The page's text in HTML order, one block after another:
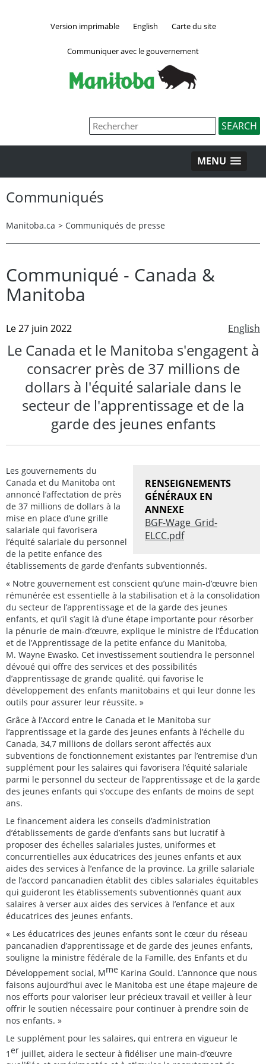
Version imprimable English Carte du site
Communiquer avec le gouvernement
MENU
Communiqués
Manitoba.ca > Communiqués de presse
Communiqué - Canada &
Manitoba
English
Le 27 juin 2022
Le Canada et le Manitoba s'engagent à
consacrer près de 37 millions de
dollars à l'équité salariale dans le
secteur de l'apprentissage et de la
garde des jeunes enfants
RENSEIGNEMENTS
GÉNÉRAUX EN
ANNEXE
BGF-Wage_Grid-
ELCC.pdf
Les gouvernements du
Canada et du Manitoba ont
annoncé l’affectation de près
de 37 millions de dollars à la
mise en place d’une grille
salariale qui favorisera
l’équité salariale du personnel
de la petite enfance des
établissements de garde d’enfants subventionnés.
« Notre gouvernement est conscient qu’une main-d’œuvre bien
rémunérée est essentielle à la stabilisation et à la consolidation
du secteur de l’apprentissage et de la garde des jeunes
enfants, et qu’il s’agit là d’une étape importante pour résorber
la pénurie de main-d’œuvre, explique le ministre de l’Éducation
et de l’Apprentissage de la petite enfance du Manitoba,
M. Wayne Ewasko. Cet investissement soutiendra le personnel
dévoué qui offre des services et des possibilités
d’apprentissage de grande qualité, qui favorise le
développement des enfants manitobains et qui leur donne les
outils pour assurer leur réussite. »
Grâce à l’Accord entre le Canada et le Manitoba sur
l’apprentissage et la garde des jeunes enfants à l’échelle du
Canada, 34,7 millions de dollars seront affectés aux
subventions de fonctionnement existantes par l’entremise d’un
supplément pour les salaires qui favorisera l’équité salariale
parmi le personnel du secteur de l’apprentissage et de la garde
des jeunes enfants qui s’occupe des enfants de moins de sept
ans.
Le financement aidera les conseils d’administration
d’établissements de garde d’enfants sans but lucratif à
proposer des échelles salariales justes, uniformes et
concurrentielles aux éducatrices des jeunes enfants et aux
aides des services à l’enfance de la province. La grille salariale
de l’accord pancanadien établit des cibles salariales équitables
qui guideront les établissements subventionnés quant aux
salaires à verser aux aides des services à l’enfance et aux
éducatrices des jeunes enfants.
« Les éducatrices des jeunes enfants sont le cœur du réseau
pancanadien d’apprentissage et de garde des jeunes enfants,
souligne la ministre fédérale de la Famille, des Enfants et du
Développement social, Mme Karina Gould. L’annonce que nous
faisons aujourd’hui avec le Manitoba est une étape majeure de
nos efforts pour valoriser leur précieux travail et veiller à leur
offrir le soutien nécessaire pour continuer à prendre soin de
nos enfants. »
Le supplément pour les salaires, qui entrera en vigueur le
1er juillet, aidera le secteur à fidéliser une main-d’œuvre